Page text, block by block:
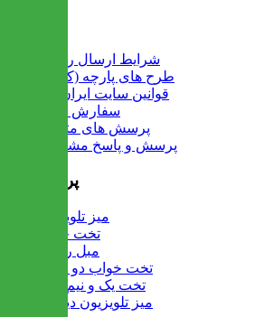
شرایط ارسال رایگان
طرح های پارچه (کالیته)
قوانین سایت ایران میز
سفارش عمده
پرسش های متداول
پرسش و پاسخ مشتریان
پرفروش ها
میز تلویزیون
تخت خواب
مبل راحتی
تخت خواب دو طبقه
تخت یک و نیم نفره
میز تلویزیون دیواری